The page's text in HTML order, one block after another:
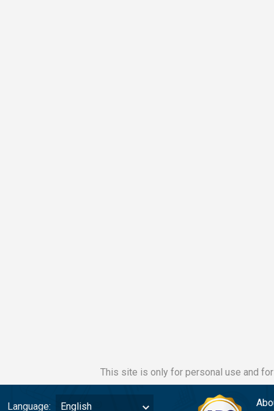
This site is only for personal use and
Language: English